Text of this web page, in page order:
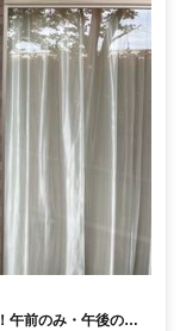
午前のみ・午後のみ